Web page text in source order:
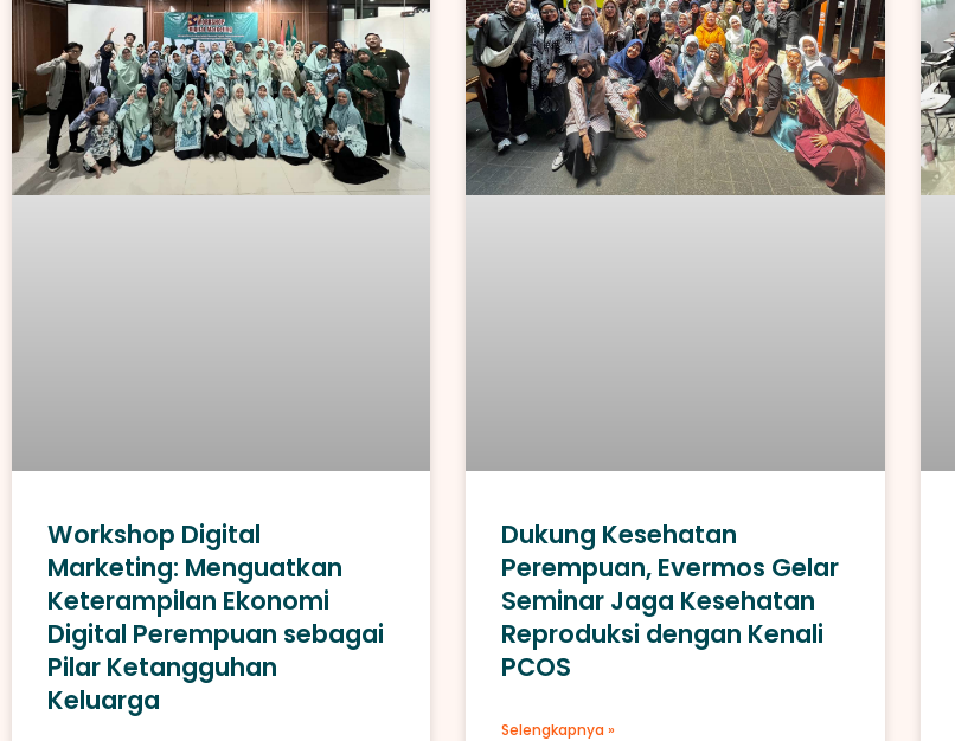
Workshop Digital
Marketing: Menguatkan
Keterampilan Ekonomi
Digital Perempuan sebagai
Pilar Ketangguhan
Keluarga
Dukung Kesehatan
Perempuan, Evermos Gelar
Seminar Jaga Kesehatan
Reproduksi dengan Kenali
PCOS
Selengkapnya »